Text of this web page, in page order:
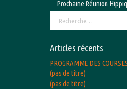
Prochaine Réunion
Articles récents
PROGRAMME DES
(pas de titre)
(pas de titre)